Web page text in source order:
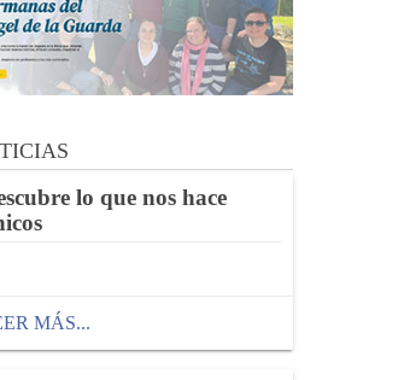
lo que nos hace
MÁS...